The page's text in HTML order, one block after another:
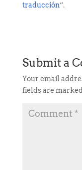
traducción“.
Submit a
Your email
fields are marked